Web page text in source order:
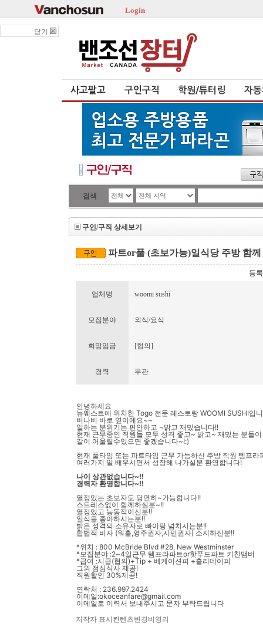
Login
닫기
사고팔고 구인구직 학원/튜터링 자
검색
구인/구직 상세보기
파트or풀 (초보가능)일식당 주방 함
등
업체명 woomi sushi
모집분야 외식/요식
희망임금 [협의]
경력 무관
안녕하세요
뉴웨스트에 위치한 Togo 전문 레스토랑 WOOMI SUSHI입
버나비 바로 옆이에요~~
일하는 분위기는 편안하고 ~밝고 재밌습니다!!
현재 근무중인 직원들 모두 성격 좋고~ 밝고~ 재밌는 분들
같이 어울릴수있으면 좋겠습니다~!:)
현재 풀타임 또는 파트타임 근무 가능하신 주방 직원 템프
여러가지 일 배우시면서 성장해 나가실분 환영합니다!
나이 상관없습니다~!!
경력자 환영합니다~!!
열정있는 초보자도 당연히~가능합니다!!
스트레스없이 함께하실분~!!
열정있고 능동적이신분!!
일식을 좋아하시는분!!
밝은 성격의 소유자로 빠이팅 넘치시는분!!
합법적 비자 (워홀,영주권자,시민권자) 소지하신분!!
*위치 : 800 McBride Blvd #28, New Westminster
*모집분야 :2~4일근무 템프라파트or핫푸드파트 키친맴버
*급여 :시급(협의)+Tip + 베케이션피 +홀리데이피
그외 점심식사 제공!
직원할인 30%제공!
연락처 : 236.997.2424
이메일:okoceanfare@gmail.com
이메일로 이력서 보내주시고 문자 부탁드립니다
저작자 표시 컨텐츠변경비영리